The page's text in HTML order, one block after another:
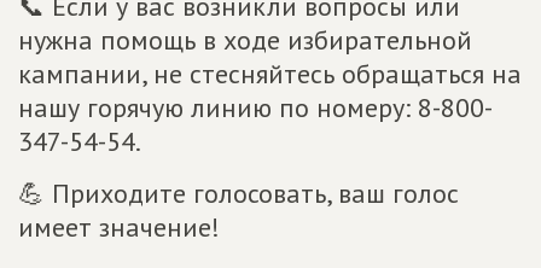
нужна помощь в ходе избирательной
кампании, не стесняйтесь обращаться на
нашу горячую линию по номеру: 8-800-
347-54-54.
💪 Приходите голосовать, ваш голос
имеет значение!